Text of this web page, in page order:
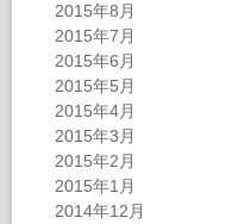
2015年8月
2015年7月
2015年6月
2015年5月
2015年4月
2015年3月
2015年2月
2015年1月
2014年12月